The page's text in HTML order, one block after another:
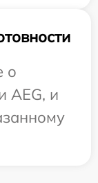
о
AEG, и